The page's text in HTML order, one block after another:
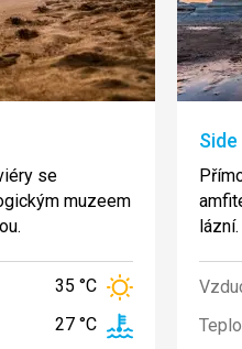
se
muzeem
35 °C
27 °C
Side
lázní.